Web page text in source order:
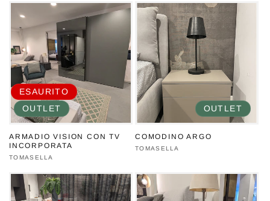
ESAURITO
OUTLET
ARMADIO VISION CON TV
INCORPORATA
Produttore:
TOMASELLA
OUTLET
COMODINO ARGO
Produttore:
TOMASELLA